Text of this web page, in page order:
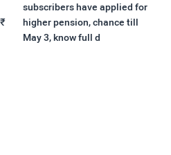
subscribers have applied for
higher pension, chance till
May 3, know full d